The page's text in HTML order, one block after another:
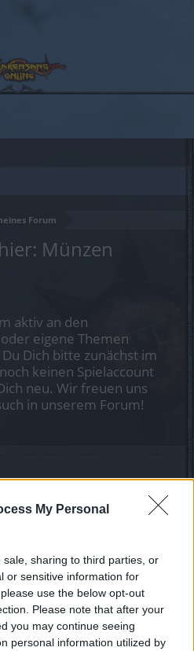
My Personal
sharing to third parties, or
or sensitive information for
use the below opt-out
Please note that after your
you may continue seeing
personal information utilized by
Forum
Münzen
aktiv an den
eigene Themen
Dich bitte zunächst im
keinen Spielaccount
neu. Wir freuen uns
in unserem Forum!
den Tags aufagben wenn